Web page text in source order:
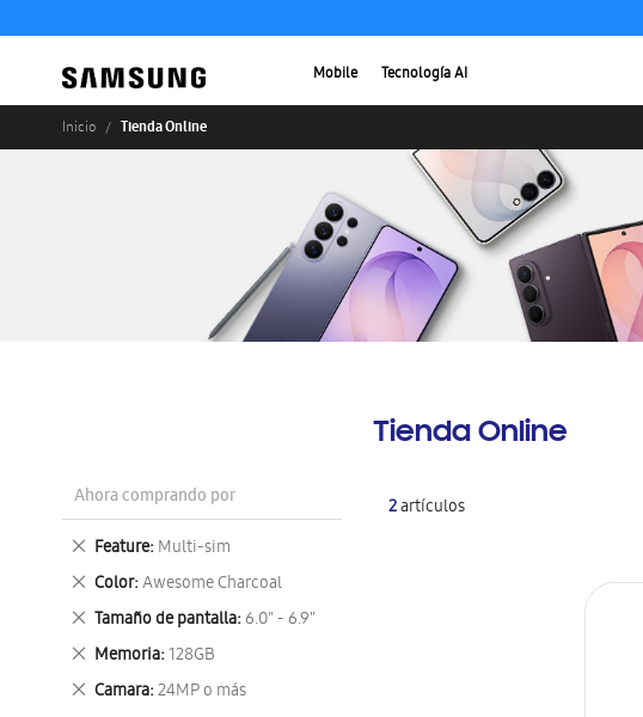
Mobile Tecnología AI
Inicio Tienda Online
Tienda Online
2artículos
Ahora comprando por
Feature Multi-sim
Eliminar
este
artículo
Color Awesome Charcoal
Eliminar
este
artículo
Tamaño de pantalla 6.0" - 6.9"
Eliminar
este
artículo
Memoria 128GB
Eliminar
este
artículo
Camara 24MP o más
Eliminar